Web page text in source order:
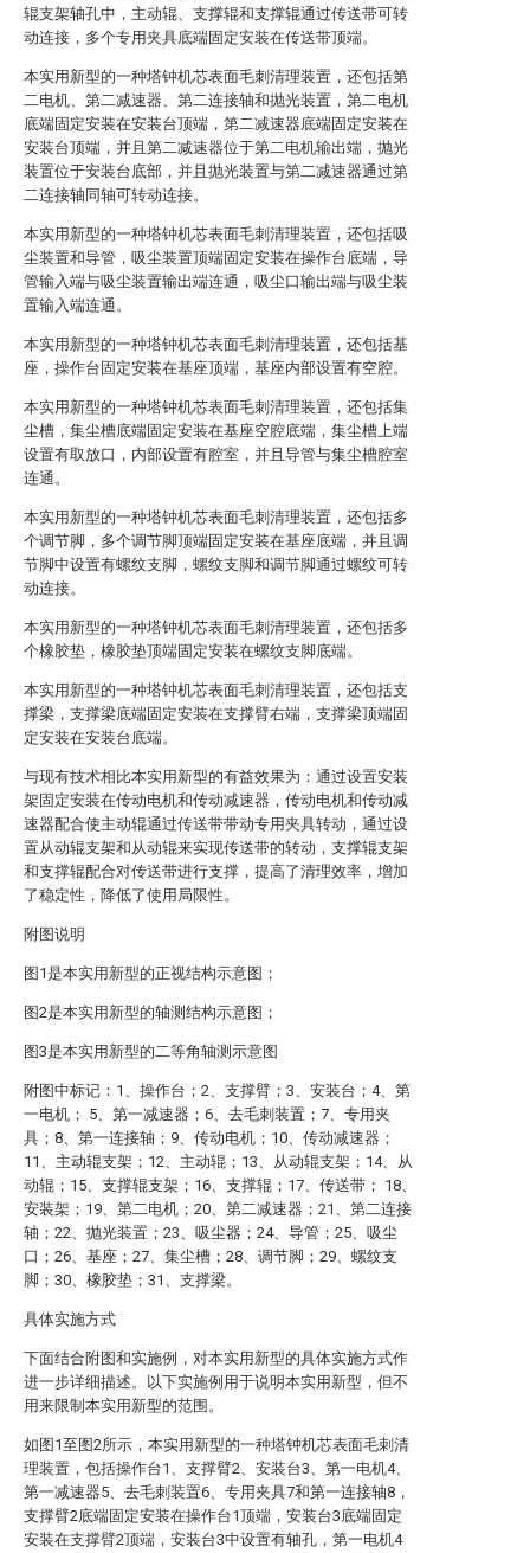
辊支架轴孔中，主动辊、支撑辊和支撑辊通过传送带可转
动连接，多个专用夹具底端固定安装在传送带顶端。
本实用新型的一种塔钟机芯表面毛刺清理装置，还包括第
二电机、第二减速器、第二连接轴和抛光装置，第二电机
底端固定安装在安装台顶端，第二减速器底端固定安装在
安装台顶端，并且第二减速器位于第二电机输出端，抛光
装置位于安装台底部，并且抛光装置与第二减速器通过第
二连接轴同轴可转动连接。
本实用新型的一种塔钟机芯表面毛刺清理装置，还包括吸
尘装置和导管，吸尘装置顶端固定安装在操作台底端，导
管输入端与吸尘装置输出端连通，吸尘口输出端与吸尘装
置输入端连通。
本实用新型的一种塔钟机芯表面毛刺清理装置，还包括基
座，操作台固定安装在基座顶端，基座内部设置有空腔。
本实用新型的一种塔钟机芯表面毛刺清理装置，还包括集
尘槽，集尘槽底端固定安装在基座空腔底端，集尘槽上端
设置有取放口，内部设置有腔室，并且导管与集尘槽腔室
连通。
本实用新型的一种塔钟机芯表面毛刺清理装置，还包括多
个调节脚，多个调节脚顶端固定安装在基座底端，并且调
节脚中设置有螺纹支脚，螺纹支脚和调节脚通过螺纹可转
动连接。
本实用新型的一种塔钟机芯表面毛刺清理装置，还包括多
个橡胶垫，橡胶垫顶端固定安装在螺纹支脚底端。
本实用新型的一种塔钟机芯表面毛刺清理装置，还包括支
撑梁，支撑梁底端固定安装在支撑臂右端，支撑梁顶端固
定安装在安装台底端。
与现有技术相比本实用新型的有益效果为：通过设置安装
架固定安装在传动电机和传动减速器，传动电机和传动减
速器配合使主动辊通过传送带带动专用夹具转动，通过设
置从动辊支架和从动辊来实现传送带的转动，支撑辊支架
和支撑辊配合对传送带进行支撑，提高了清理效率，增加
了稳定性，降低了使用局限性。
附图说明
图1是本实用新型的正视结构示意图；
图2是本实用新型的轴测结构示意图；
图3是本实用新型的二等角轴测示意图
附图中标记：1、操作台；2、支撑臂；3、安装台；4、第
一电机； 5、第一减速器；6、去毛刺装置；7、专用夹
具；8、第一连接轴；9、传动电机；10、传动减速器；
11、主动辊支架；12、主动辊；13、从动辊支架；14、从
动辊；15、支撑辊支架；16、支撑辊；17、传送带； 18、
安装架；19、第二电机；20、第二减速器；21、第二连接
轴；22、抛光装置；23、吸尘器；24、导管；25、吸尘
口；26、基座；27、集尘槽；28、调节脚；29、螺纹支
脚；30、橡胶垫；31、支撑梁。
具体实施方式
下面结合附图和实施例，对本实用新型的具体实施方式作
进一步详细描述。以下实施例用于说明本实用新型，但不
用来限制本实用新型的范围。
如图1至图2所示，本实用新型的一种塔钟机芯表面毛刺清
理装置，包括操作台1、支撑臂2、安装台3、第一电机4、
第一减速器5、去毛刺装置6、专用夹具7和第一连接轴8，
支撑臂2底端固定安装在操作台1顶端，安装台3底端固定
安装在支撑臂2顶端，安装台3中设置有轴孔，第一电机4